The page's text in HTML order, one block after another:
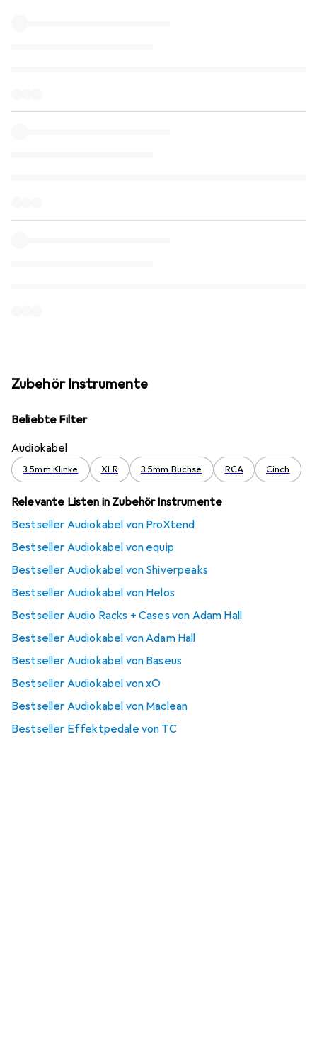
Zubehör Instrumente
Beliebte Filter
Audiokabel
3.5mm Klinke XLR 3.5mm Buchse RCA Cinch
Relevante Listen in Zubehör Instrumente
Bestseller Audiokabel von ProXtend
Bestseller Audiokabel von equip
Bestseller Audiokabel von Shiverpeaks
Bestseller Audiokabel von Helos
Bestseller Audio Racks + Cases von Adam Hall
Bestseller Audiokabel von Adam Hall
Bestseller Audiokabel von Baseus
Bestseller Audiokabel von xO
Bestseller Audiokabel von Maclean
Bestseller Effektpedale von TC